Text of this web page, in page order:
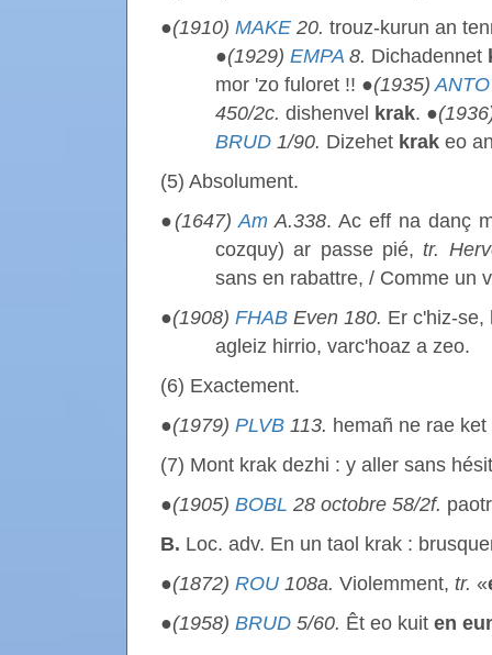
●(1910) MAKE 20. trouz-kurun an
●(1929) EMPA 8. Dichadennet
mor 'zo fuloret !! ●(1935)ANTO
450/2c. dishenvel krak. ●
BRUD 1/90. Dizehet krak eo
(5) Absolument.
●(1647)Am A.338. Ac eff na danç
cozquy) ar passe pié,tr.
sans en rabattre, / Comme un
●(1908) FHAB Even 180. Er c'hiz-se,
agleiz hirrio, varc'hoaz a zeo.
(6) Exactement.
●(1979) PLVB 113. hemañ ne rae ket
(7) Mont krak dezhi : y aller sans
●(1905) BOBL 28 octobre 58/2f.
B. Loc. adv. En un taol krak :
●(1872) ROU 108a. Violemment, tr. «
●(1958) BRUD 5/60. Êt eo kuit en